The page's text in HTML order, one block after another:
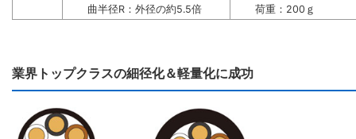
曲半径R：外径の約5.5倍
荷重：200ｇ
業界トップクラスの細径化＆軽量化に成功